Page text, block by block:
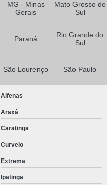
MG - Minas
Gerais
Mato Grosso do
Sul
Paraná
Rio Grande do
Sul
São Lourenço São Paulo
Alfenas
Araxá
Caratinga
Curvelo
Extrema
Ipatinga